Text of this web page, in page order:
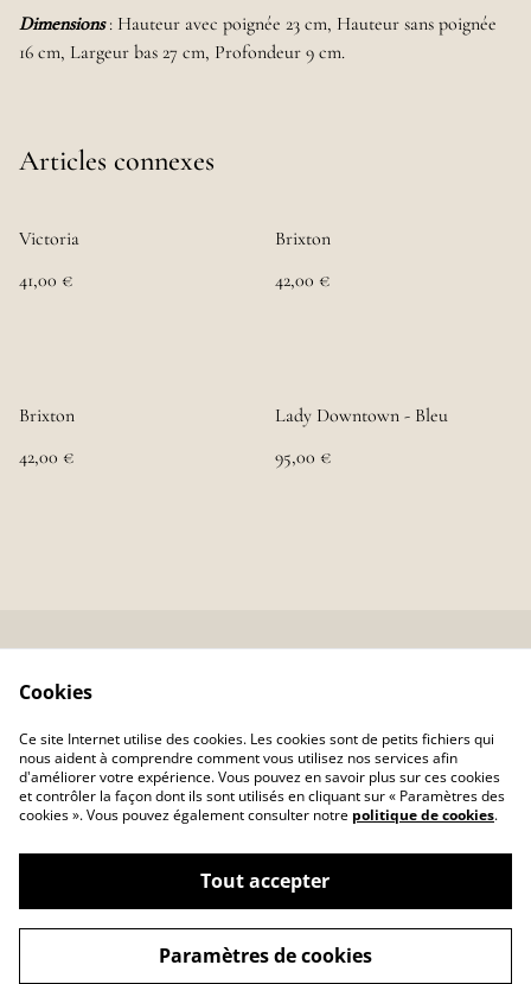
Dimensions: Hauteur avec poignée 23 cm, Hauteur sans poignée
16 cm, Largeur bas 27 cm, Profondeur 9 cm.
Articles connexes
Victoria
41,00 €
Brixton
42,00 €
Brixton
42,00 €
Lady Downtown - Bleu
95,00 €
Collectif Emergence
©2026Tante lilou
powered by
Cookies
Ce site Internet utilise des cookies. Les cookies sont de petits fichiers qui
nous aident à comprendre comment vous utilisez nos services afin
d'améliorer votre expérience. Vous pouvez en savoir plus sur ces cookies
et contrôler la façon dont ils sont utilisés en cliquant sur « Paramètres des
cookies ». Vous pouvez également consulter notre politique de cookies.
Tout accepter
Paramètres de cookies